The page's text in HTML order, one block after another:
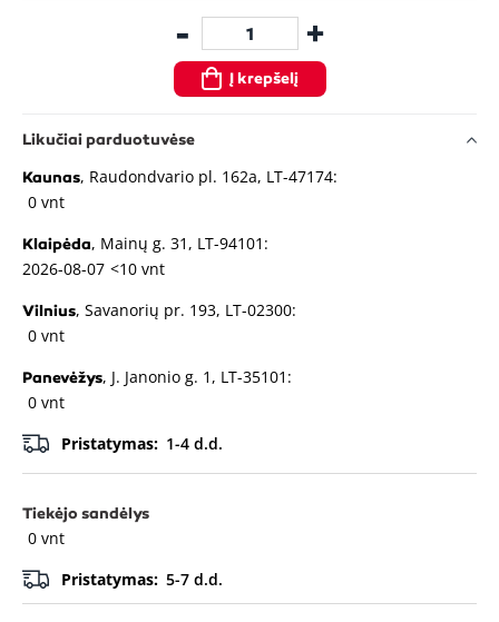
- +
Į krepšelį
Likučiai parduotuvėse
Kaunas, Raudondvario pl. 162a, LT-47174:
0 vnt
Klaipėda, Mainų g. 31, LT-94101:
2026-08-07 <10 vnt
Vilnius, Savanorių pr. 193, LT-02300:
0 vnt
Panevėžys, J. Janonio g. 1, LT-35101:
0 vnt
Pristatymas: 1-4 d.d.
Tiekėjo sandėlys
0 vnt
Pristatymas: 5-7 d.d.